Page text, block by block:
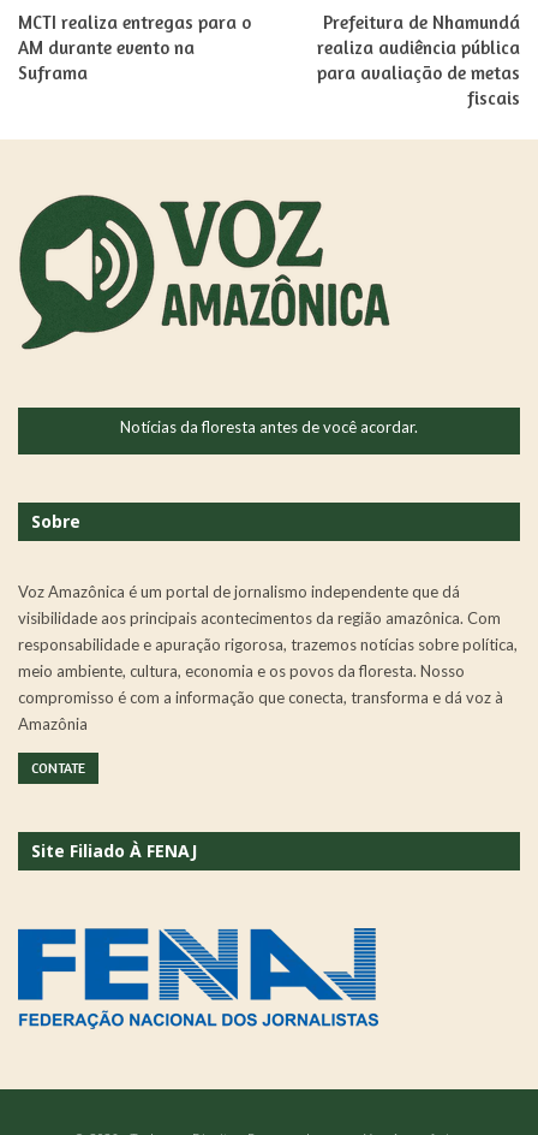
MCTI realiza entregas para o
AM durante evento na
Suframa
Prefeitura de Nhamundá
realiza audiência pública
para avaliação de metas
fiscais
Notícias da floresta antes de você acordar.
Sobre
Voz Amazônica é um portal de jornalismo independente que dá
visibilidade aos principais acontecimentos da região amazônica. Com
responsabilidade e apuração rigorosa, trazemos notícias sobre política,
meio ambiente, cultura, economia e os povos da floresta. Nosso
compromisso é com a informação que conecta, transforma e dá voz à
Amazônia
CONTATE
Site Filiado À FENAJ